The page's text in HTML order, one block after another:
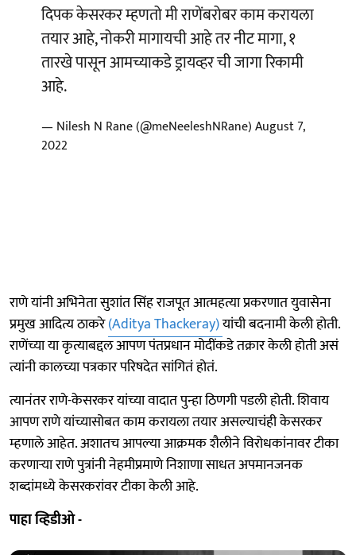
दिपक केसरकर म्हणतो मी राणेंबरोबर काम करायला
तयार आहे, नोकरी मागायची आहे तर नीट मागा, १
तारखे पासून आमच्याकडे ड्रायव्हर ची जागा रिकामी
आहे.
— Nilesh N Rane (@meNeeleshNRane)August 7,
2022
राणे यांनी अभिनेता सुशांत सिंह राजपूत आत्महत्या प्रकरणात युवासेना
प्रमुख आदित्य ठाकरे(Aditya Thackeray)यांची बदनामी केली होती.
राणेंच्या या कृत्याबद्दल आपण पंतप्रधान मोदींकडे तक्रार केली होती असं
त्यांनी कालच्या पत्रकार परिषदेत सांगितं होतं.
त्यानंतर राणे-केसरकर यांच्या वादात पुन्हा ठिणगी पडली होती. शिवाय
आपण राणे यांच्यासोबत काम करायला तयार असल्याचंही केसरकर
म्हणाले आहेत. अशातच आपल्या आक्रमक शैलीने विरोधकांनावर टीका
करणाऱ्या राणे पुत्रांनी नेहमीप्रमाणे निशाणा साधत अपमानजनक
शब्दांमध्ये केसरकरांवर टीका केली आहे.
पाहा व्हिडीओ -